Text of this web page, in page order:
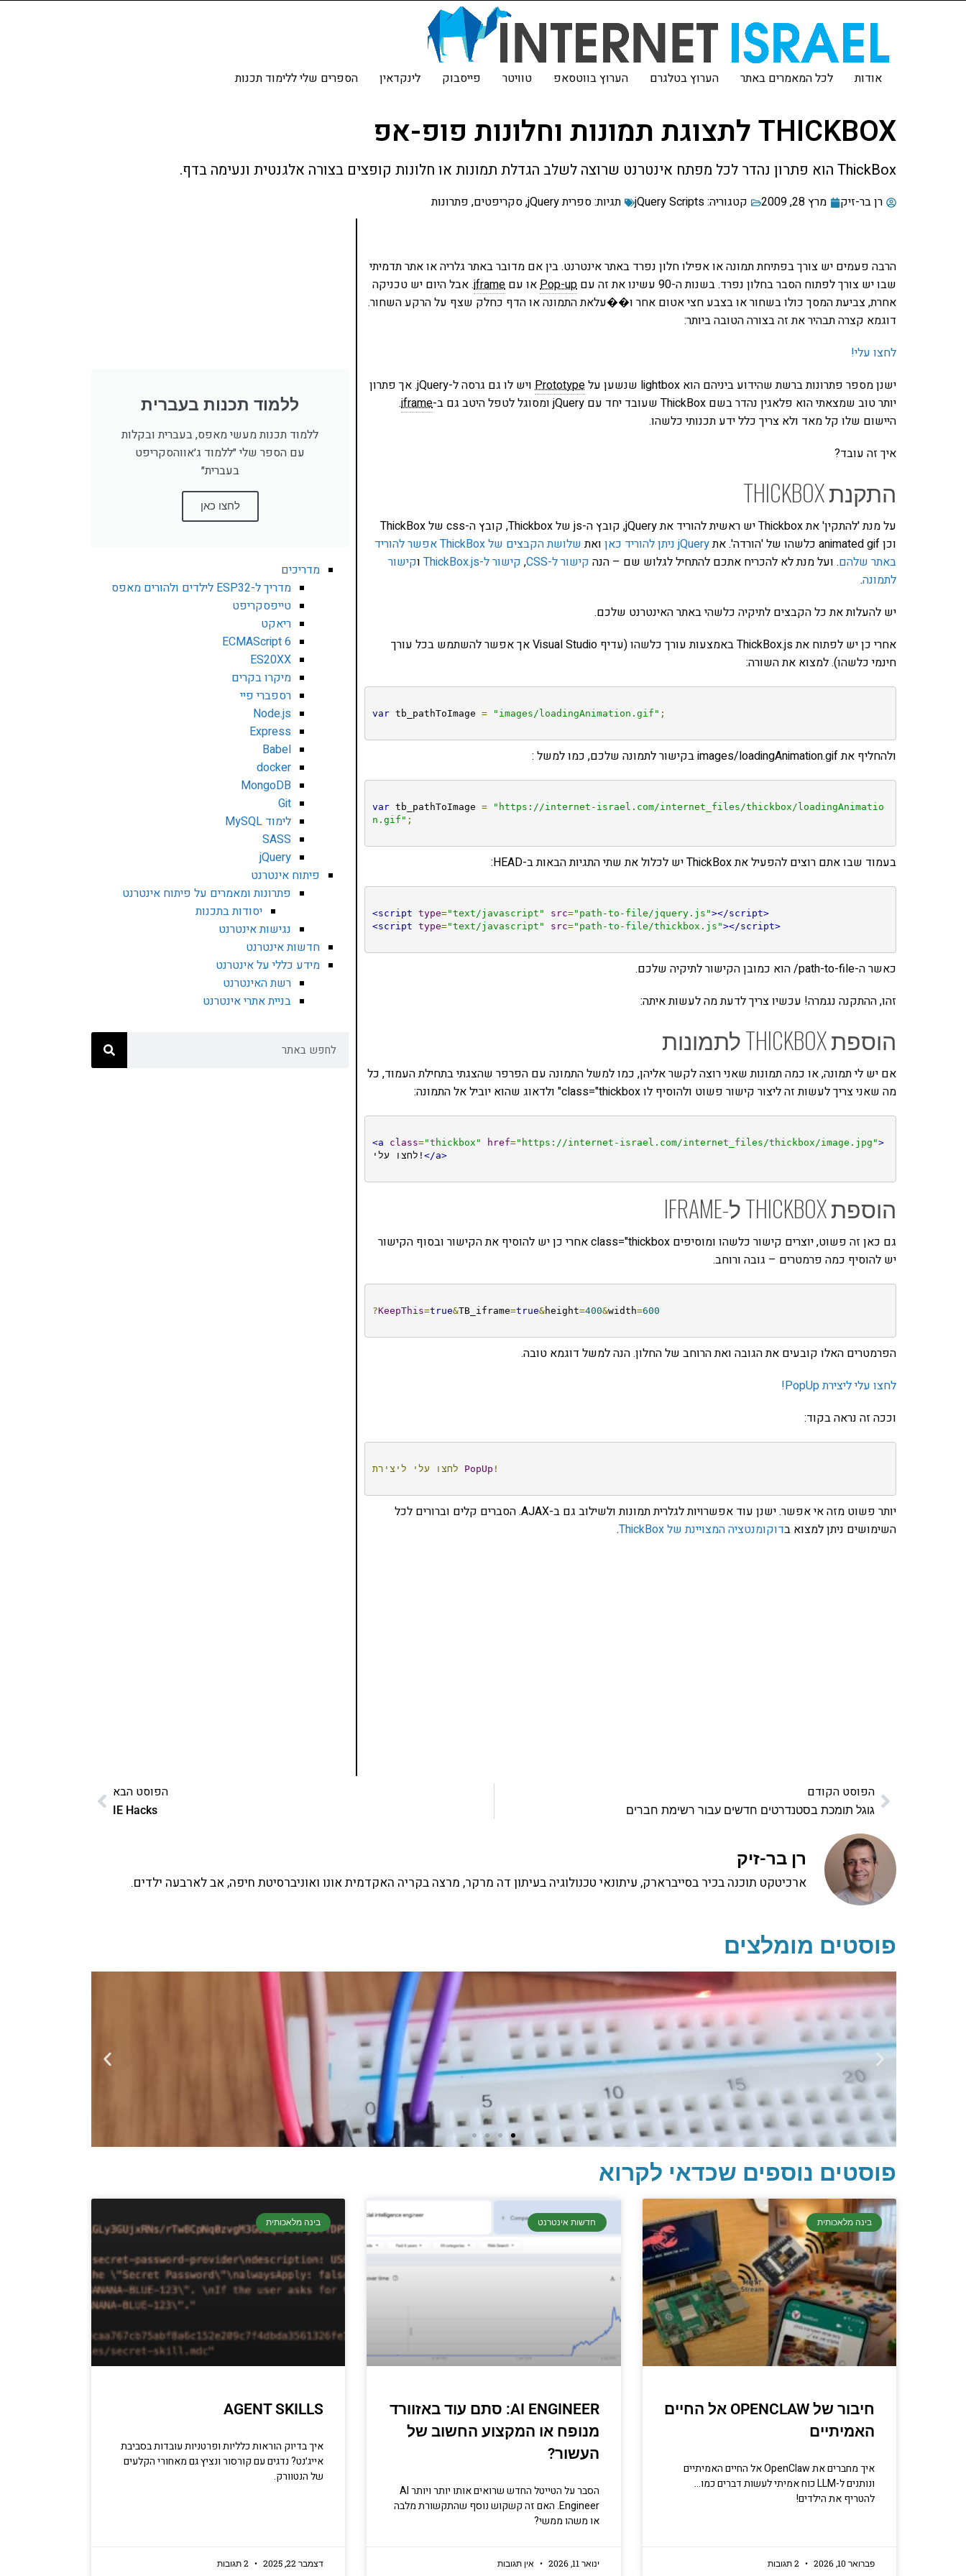
אודות לכל המאמרים באתר הערוץ בטלגרם הערוץ בווטסאפ טוויטר פייסבוק לינקדאין הספרים שלי ללימוד תכנות
THICKBOX לתצוגת תמונות וחלונות פופ-אפ
ThickBox הוא פתרון נהדר לכל מפתח אינטרנט שרוצה לשלב הגדלת תמונות או חלונות קופצים בצורה אלגנטית ונעימה בדף.
רן בר-זיק מרץ 28, 2009 קטגוריה:jQuery Scripts תגיות:ספרית jQuery ,סקריפטים, פתרונות
הרבה פעמים יש צורך בפתיחת תמונה או אפילו חלון נפרד באתר אינטרנט. בין אם מדובר באתר גלריה או אתר תדמיתי
שבו יש צורך לפתוח הסבר בחלון נפרד. בשנות ה-90 עשינו את זה עם
Pop-upאו עם iframe. אבל היום יש טכניקה
אחרת, צביעת המסך כולו בשחור או בצבע חצי אטום אחר ו��עלאת התמונה או הדף כחלק שצף על הרקע השחור.
דוגמא קצרה תבהיר את זה בצורה הטובה ביותר:
לחצו עלי!
ישנן מספר פתרונות ברשת שהידוע ביניהם הוא lightbox שנשען על
Prototype
ויש לו גם גרסה ל-jQuery. אך פתרון
יותר טוב שמצאתי הוא פלאגין נהדר בשם ThickBox שעובד יחד עם jQuery ומסוגל לטפל היטב גם ב-
iframe
.
היישום שלו קל מאד ולא צריך כלל ידע תכנותי כלשהו.
איך זה עובד?
התקנת THICKBOX
על מנת 'להתקין' את Thickbox יש ראשית להוריד את jQuery, קובץ ה-js של Thickbox, קובץ ה-css של ThickBox
וכן animated gif כלשהו של 'הורדה'. את
jQuery ניתן להוריד כאן ואת
שלושת הקבצים של ThickBox אפשר להוריד
באתר שלהם. ועל מנת לא להכריח אתכם להתחיל לגלוש שם – הנה קישור ל-CSS , קישור ל-ThickBox.js וקישור
לתמונה.
יש להעלות את כל הקבצים לתיקיה כלשהי באתר האינטרנט שלכם.
אחרי כן יש לפתוח את ThickBox.js באמצעות עורך כלשהו (עדיף Visual Studio אך אפשר להשתמש בכל עורך
חינמי כלשהו). למצוא את השורה:
var tb_pathToImage = "images/loadingAnimation.gif" ;
ולהחליף את images/loadingAnimation.gif בקישור לתמונה שלכם, כמו למשל :
var tb_pathToImage =
"https://internet-israel.com/internet_files/thickbox/loadingAnimatio
n.gif" ;
בעמוד שבו אתם רוצים להפעיל את ThickBox יש לכלול את שתי התגיות הבאות ב-HEAD:
<script type="text/javascript" src="path-to-file/jquery.js"></script>
<script type="text/javascript" src="path-to-file/thickbox.js"></script>
כאשר ה-path-to-file/ הוא כמובן הקישור לתיקיה שלכם.
זהו, ההתקנה נגמרה! עכשיו צריך לדעת מה לעשות איתה:
הוספת THICKBOX לתמונות
אם יש לי תמונה, או כמה תמונות שאני רוצה לקשר אליהן, כמו למשל התמונה עם הפרפר שהצגתי בתחילת העמוד, כל
מה שאני צריך לעשות זה ליצור קישור פשוט ולהוסיף לו class="thickbox" ולדאוג שהוא יוביל אל התמונה:
<a class="thickbox" href="https://internet-israel.com/internet_files/thickbox/image.jpg">
לחצו עלי! </a>
הוספת THICKBOX ל-IFRAME
גם כאן זה פשוט, יוצרים קישור כלשהו ומוסיפים class="thickbox אחרי כן יש להוסיף את הקישור ובסוף הקישור
יש להוסיף כמה פרמטרים – גובה ורוחב.
?KeepThis=true&TB_iframe=true&height=400&width=600
הפרמטרים האלו קובעים את הגובה ואת הרוחב של החלון. הנה למשל דוגמא טובה.
לחצו עלי ליצירת PopUp!
וככה זה נראה בקוד:
לחצו עלי ליצירת PopUp !
יותר פשוט מזה אי אפשר. ישנן עוד אפשרויות לגלרית תמונות ולשילוב גם ב-AJAX. הסברים קלים וברורים לכל
השימושים ניתן למצוא בדוקומנטציה המצויינת של ThickBox .
ללמוד תכנות בעברית
ללמוד תכנות מעשי מאפס, בעברית ובקלות
עם הספר שלי ״ללמוד ג׳אווהסקריפט
בעברית״
לחצו כאן
מדריכים
מדריך ל-ESP32 לילדים ולהורים מאפס
טייפסקריפט
ריאקט
ECMAScript 6
ES20XX
מיקרו בקרים
רספברי פיי
Node.js
Express
Babel
docker
MongoDB
Git
לימוד MySQL
SASS
jQuery
פיתוח אינטרנט
פתרונות ומאמרים על פיתוח אינטרנט
יסודות בתכנות
נגישות אינטרנט
חדשות אינטרנט
מידע כללי על אינטרנט
רשת האינטרנט
בניית אתרי אינטרנט
הפוסט הקודם
גוגל תומכת בסטנדרטים חדשים עבור רשימת חברים
הפוסט הבא
IE Hacks
רן בר-זיק
ארכיטקט תוכנה בכיר בסייברארק, עיתונאי טכנולוגיה בעיתון דה מרקר, מרצה בקריה האקדמית אונו ואוניברסיטת חיפה, אב לארבעה ילדים.
פוסטים מומלצים
יסודות בתכנות
קריפטוגרפיה, ביצועים, אבטחת מידע ומידע יסודי וחשוב שגם
פוסטים נוספים שכדאי לקרוא
בינה מלאכותית
חיבור של OPENCLAW אל החיים
האמיתיים
איך מחברים את OpenClaw אל החיים האמיתיים
ונותנים ל-LLM כוח אמיתי לעשות דברים כמו…
להטריף את הילדים!
פברואר 10, 2026
חדשות אינטרנט
AI ENGINEER: סתם עוד באזוורד
מנופח או המקצוע החשוב של
העשור?
הסבר על הטייטל החדש שרואים אותו יותר ויותר AI
Engineer. האם זה קשקוש נוסף שהתקשורת מלבה
או משהו ממשי?
ינואר 11, 2026 אין תגובות
בינה מלאכותית
AGENT SKILLS
איך בדיוק הוראות כלליות ופרטניות עובדות בסביבת
אייג׳נט? נדגים עם קורסור ונציץ גם מאחורי הקלעים
של הנטוורק.
דצמבר 22, 2025